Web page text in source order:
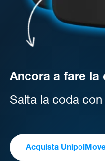
Ancora a fare la
Salta la coda
Acquista UnipolMove